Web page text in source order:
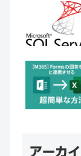
アーカ